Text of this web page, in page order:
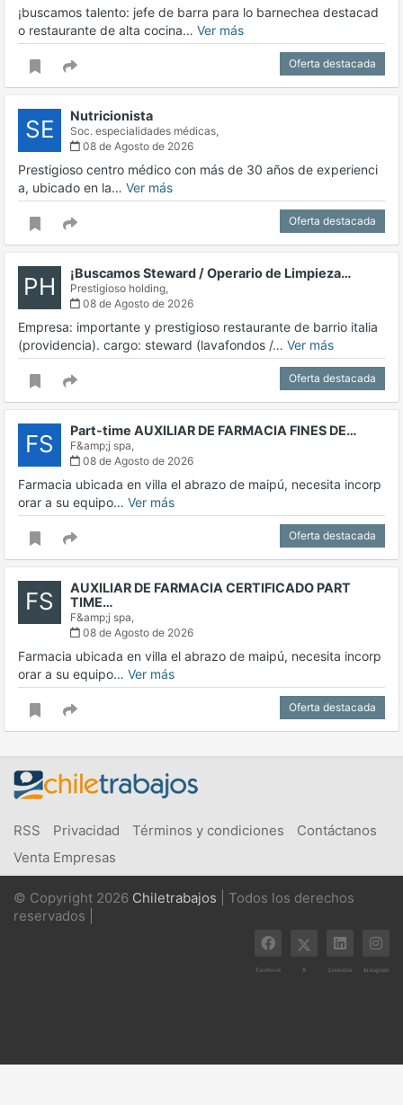
¡buscamos talento: jefe de barra para lo barnechea destacad
o restaurante de alta cocina… Ver más
Oferta destacada
SE Nutricionista
Soc. especialidades médicas,
08 de Agosto de 2026
Prestigioso centro médico con más de 30 años de experienci
a, ubicado en la… Ver más
Oferta destacada
PH ¡Buscamos Steward / Operario de Limpieza…
Prestigioso holding,
08 de Agosto de 2026
Empresa: importante y prestigioso restaurante de barrio italia
(providencia). cargo: steward (lavafondos /… Ver más
Oferta destacada
FS Part-time AUXILIAR DE FARMACIA FINES DE…
F&amp;j spa,
08 de Agosto de 2026
Farmacia ubicada en villa el abrazo de maipú, necesita incorp
orar a su equipo… Ver más
Oferta destacada
FS
AUXILIAR DE FARMACIA CERTIFICADO PART
TIME…
F&amp;j spa,
08 de Agosto de 2026
Farmacia ubicada en villa el abrazo de maipú, necesita incorp
orar a su equipo… Ver más
Oferta destacada
RSS Privacidad Términos y condiciones
Contáctanos
Venta Empresas
© Copyright 2026 Chiletrabajos | Todos los derechos
reservados |
Facebook X Linkedin Instagram